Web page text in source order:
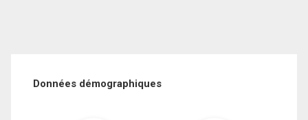
Données démographiques